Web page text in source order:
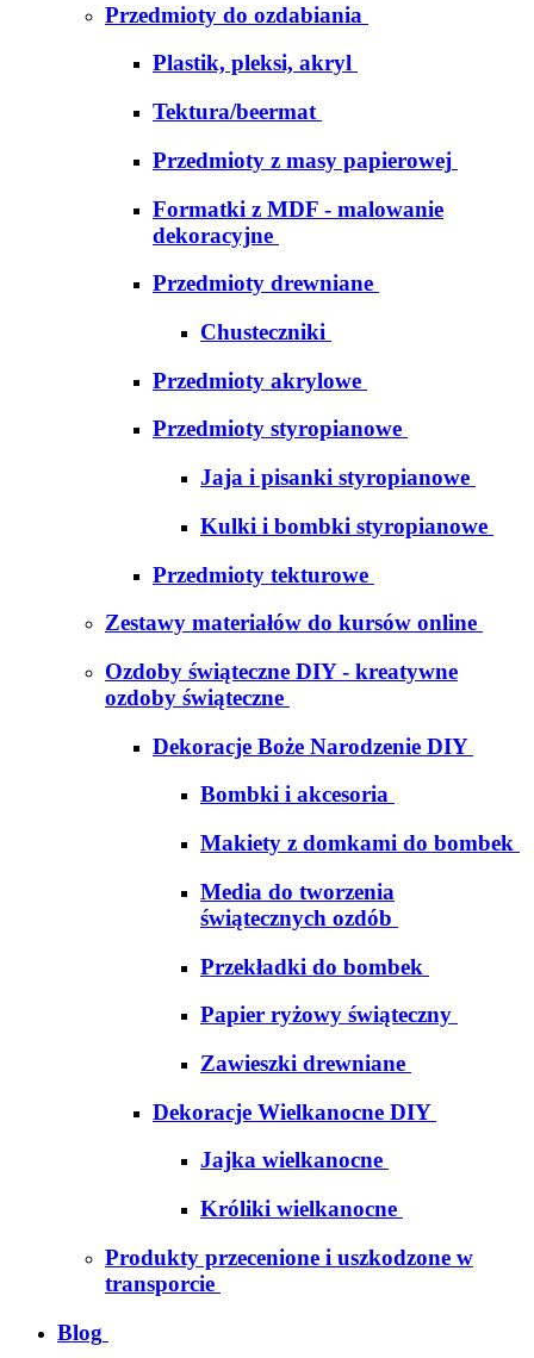
Przedmioty do ozdabiania
Plastik, pleksi, akryl
Tektura/beermat
Przedmioty z masy papierowej
Formatki z MDF - malowanie
dekoracyjne
Przedmioty drewniane
Chusteczniki
Przedmioty akrylowe
Przedmioty styropianowe
Jaja i pisanki styropianowe
Kulki i bombki styropianowe
Przedmioty tekturowe
Zestawy materiałów do kursów online
Ozdoby świąteczne DIY - kreatywne
ozdoby świąteczne
Dekoracje Boże Narodzenie DIY
Bombki i akcesoria
Makiety z domkami do bombek
Media do tworzenia
świątecznych ozdób
Przekładki do bombek
Papier ryżowy świąteczny
Zawieszki drewniane
Dekoracje Wielkanocne DIY
Jajka wielkanocne
Króliki wielkanocne
Produkty przecenione i uszkodzone w
transporcie
Blog